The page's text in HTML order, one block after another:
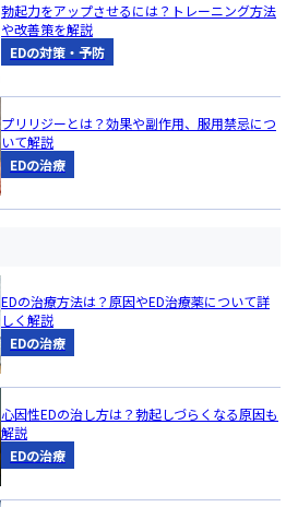
勃起力をアップさせるには？トレーニング方法
や改善策を解説
EDの対策・予防
プリリジーとは？効果や副作用、服用禁忌につ
いて解説
EDの治療
EDの治療方法は？原因やED治療薬について詳
しく解説
EDの治療
心因性EDの治し方は？勃起しづらくなる原因も
解説
EDの治療